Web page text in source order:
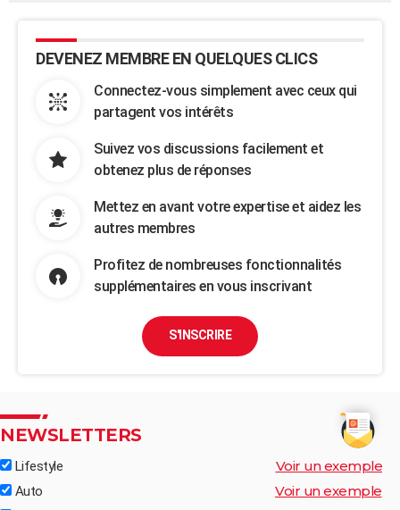
DEVENEZ MEMBRE EN QUELQUES CLICS
Connectez-vous simplement avec ceux qui
partagent vos intérêts
Suivez vos discussions facilement et
obtenez plus de réponses
Mettez en avant votre expertise et aidez les
autres membres
Profitez de nombreuses fonctionnalités
supplémentaires en vous inscrivant
S'INSCRIRE
NEWSLETTERS
Lifestyle Voir un exemple
Auto Voir un exemple